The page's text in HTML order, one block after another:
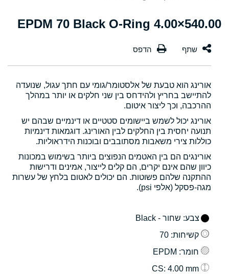
540.00×4.00 EPDM 70 Black O-Ring
אורינג הוא טבעת של אלסטומר/גומי עם חתך עגול, שנועדה
להתיישב בחריץ ולהידחס בין שני חלקים או יותר במהלך
ההרכבה, וכך ליצור איטום.
אורינג יכול לשמש ביישומים סטטיים או דינמיים שבהם יש
תנועה יחסית בין החלקים לבין האורינג. דוגמאות דינמיות
כוללות צירי משאבות מסתובבים ובוכנות הידראוליות.
אורינגים הם בין האטמים הנפוצים ביותר בשימוש במכונות
כיוון שהם אינם יקרים, הם קלים לייצור, אמינים ודרישות
ההתקנה שלהם פשוטות. הם יכולים לאטום בלחץ של עשרות
מגה-פסקל (אלפי psi).
צבע: שחור - Black
קשיחות: 70
חומר: EPDM
: 4.00 mm